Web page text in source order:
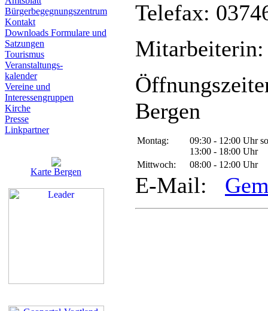
Bürgerbegegnungszentrum
Kontakt
Downloads Formulare und
Satzungen
Tourismus
Veranstaltungs-
kalender
Vereine und
Interessen­gruppen
Kirche
Presse
Linkpartner
Karte Bergen
Telefax:
Mitarbeiterin:
Bergen
Montag:
09:30 - 12:00 Uhr
13:00 - 18:00 Uhr
Mittwoch:
08:00 - 12:00 Uhr
E-Mail: